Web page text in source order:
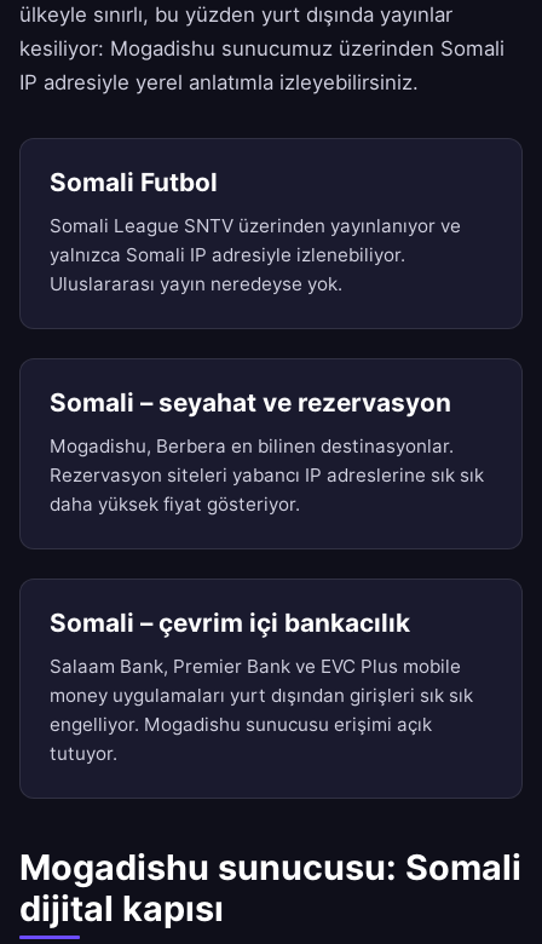
ülkeyle sınırlı, bu yüzden yurt dışında yayınlar
kesiliyor: Mogadishu sunucumuz üzerinden Somali
IP adresiyle yerel anlatımla izleyebilirsiniz.
Somali Futbol
Somali League SNTV üzerinden yayınlanıyor ve
yalnızca Somali IP adresiyle izlenebiliyor.
Uluslararası yayın neredeyse yok.
Somali – seyahat ve rezervasyon
Mogadishu, Berbera en bilinen destinasyonlar.
Rezervasyon siteleri yabancı IP adreslerine sık sık
daha yüksek fiyat gösteriyor.
Somali – çevrim içi bankacılık
Salaam Bank, Premier Bank ve EVC Plus mobile
money uygulamaları yurt dışından girişleri sık sık
engelliyor. Mogadishu sunucusu erişimi açık
tutuyor.
Mogadishu sunucusu: Somali
dijital kapısı